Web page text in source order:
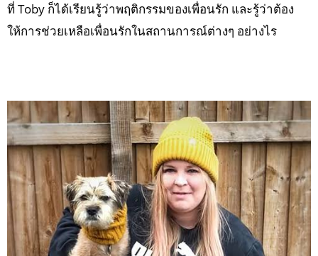
ที่ Toby ก็ได้เรียนรู้ว่าพฤติกรรมของเพื่อนรัก และรู้ว่าต้อง
ให้การช่วยเหลือเพื่อนรักในสถานการณ์ต่างๆ อย่างไร